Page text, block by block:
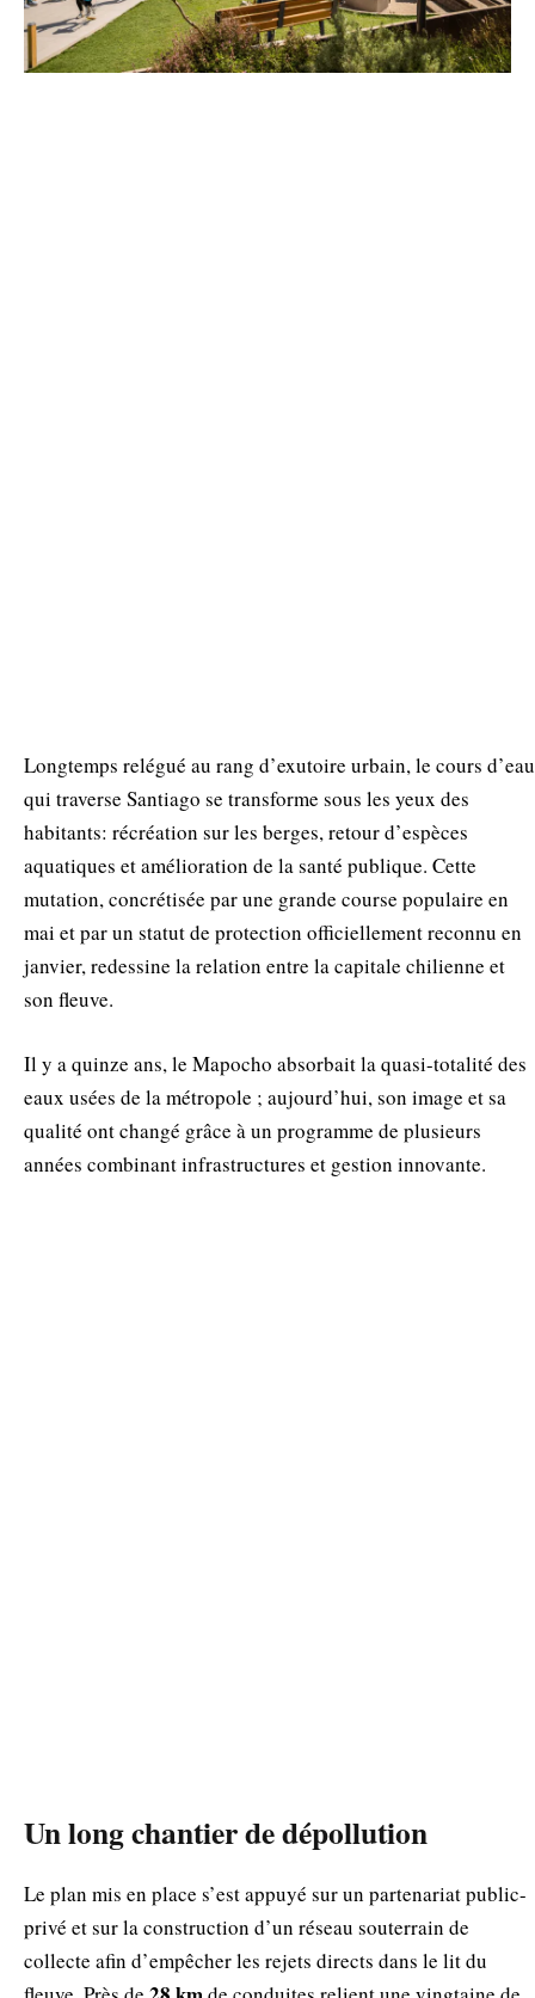
Longtemps relégué au rang d’exutoire urbain, le cours d’eau
qui traverse Santiago se transforme sous les yeux des
habitants: récréation sur les berges, retour d’espèces
aquatiques et amélioration de la santé publique. Cette
mutation, concrétisée par une grande course populaire en
mai et par un statut de protection officiellement reconnu en
janvier, redessine la relation entre la capitale chilienne et
son fleuve.
Il y a quinze ans, le Mapocho absorbait la quasi-totalité des
eaux usées de la métropole ; aujourd’hui, son image et sa
qualité ont changé grâce à un programme de plusieurs
années combinant infrastructures et gestion innovante.
Un long chantier de dépollution
Le plan mis en place s’est appuyé sur un partenariat public-
privé et sur la construction d’un réseau souterrain de
collecte afin d’empêcher les rejets directs dans le lit du